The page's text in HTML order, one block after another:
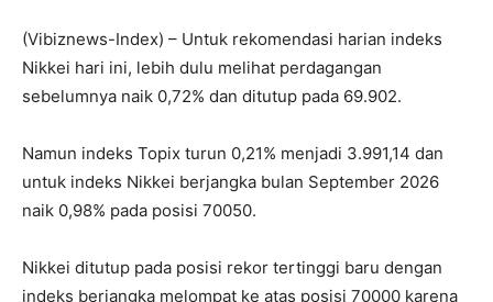
(Vibiznews-Index) – Untuk rekomendasi harian indeks
Nikkei hari ini, lebih dulu melihat perdagangan
sebelumnya naik 0,72% dan ditutup pada 69.902.
Namun indeks Topix turun 0,21% menjadi 3.991,14 dan
untuk indeks Nikkei berjangka bulan September 2026
naik 0,98% pada posisi 70050.
Nikkei ditutup pada posisi rekor tertinggi baru dengan
indeks berjangka melompat ke atas posisi 70000 karena